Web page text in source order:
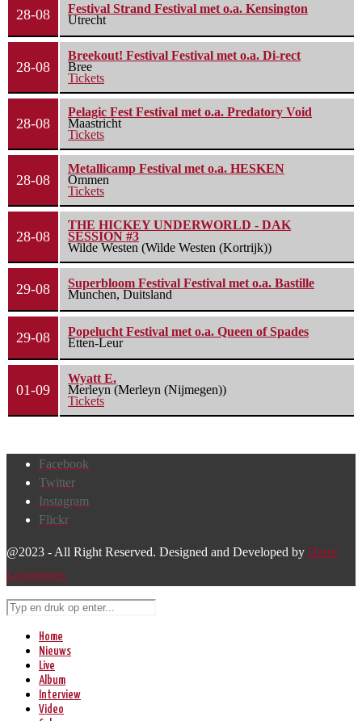
28-08
Festival Strand Festival met o.a. Kensington
Utrecht
28-08
Breekout! Festival Festival met o.a. Di-rect
Bree
Tickets
28-08
Pelagic Fest Festival met o.a. Predatory Void
Maastricht
Tickets
28-08
Metallicamp Festival met o.a. HESKEN
Ommen
Tickets
28-08
THE HICKEY UNDERWORLD - DAK
SESSION #3
Wilde Westen (Wilde Westen (Kortrijk))
29-08
Superbloom Festival Festival met o.a. Bastille
Munchen, Duitsland
29-08
Popelucht Festival met o.a. Queen of Spades
Etten-Leur
01-09
Wyatt E.
Merleyn (Merleyn (Nijmegen))
Tickets
Facebook
Twitter
Instagram
Flickr
@2023 - All Right Reserved. Designed and Developed by Harm
Lourenssen
Home
Nieuws
Live
Album
Interview
Video